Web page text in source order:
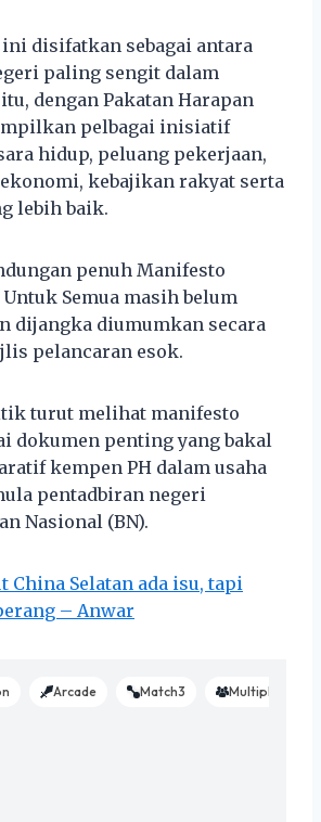
ini disifatkan sebagai antara
paling sengit dalam
dengan Pakatan Harapan
pelbagai inisiatif
hidup, peluang pekerjaan,
kebajikan rakyat serta
lebih baik.
penuh Manifesto
Semua masih belum
dijangka diumumkan secara
pelancaran esok.
turut melihat manifesto
dokumen penting yang bakal
kempen PH dalam usaha
pentadbiran negeri
Nasional (BN).
China Selatan ada isu, tapi
– Anwar